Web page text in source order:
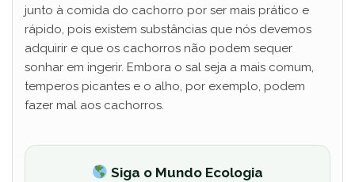
junto à comida do cachorro por ser mais prático e
rápido, pois existem substâncias que nós devemos
adquirir e que os cachorros não podem sequer
sonhar em ingerir. Embora o sal seja a mais comum,
temperos picantes e o alho, por exemplo, podem
fazer mal aos cachorros.
Siga o Mundo Ecologia